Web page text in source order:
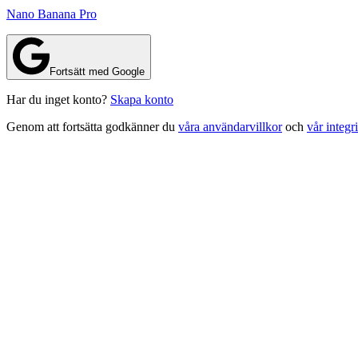
Nano Banana Pro
Fortsätt med Google
Har du inget konto? Skapa konto
Genom att fortsätta godkänner du våra användarvillkoroch vår